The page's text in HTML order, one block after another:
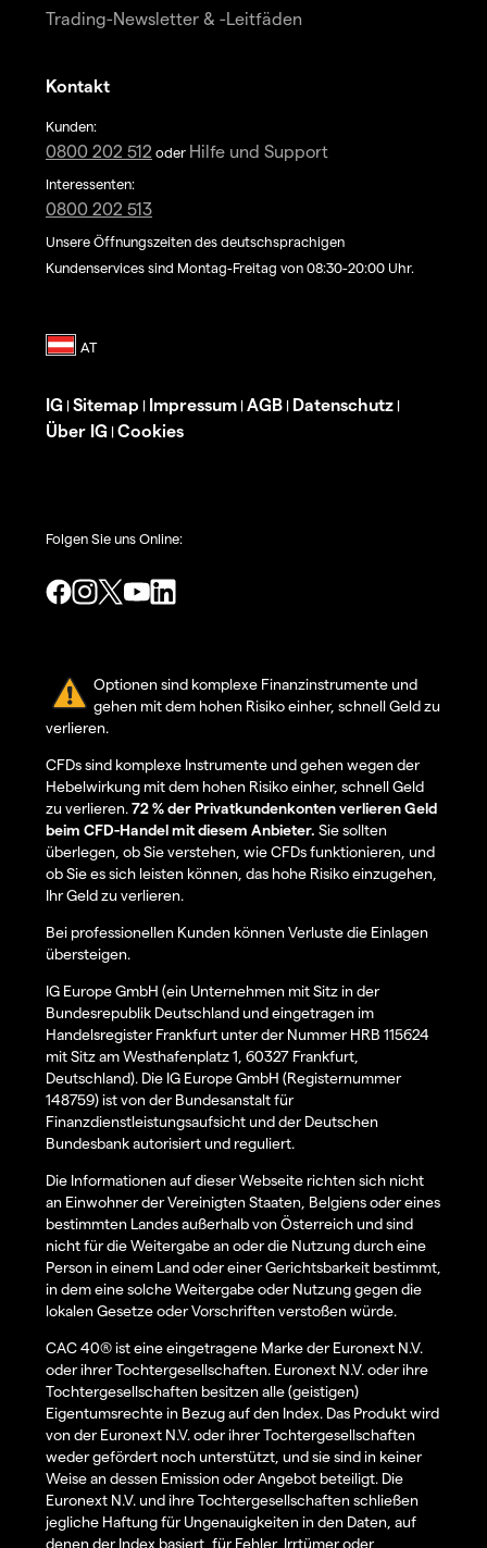
Trading-Newsletter & -Leitfäden
Kontakt
Kunden:
0800 202 512 oder Hilfe und Support
Interessenten:
0800 202 513
Unsere Öffnungszeiten des deutschsprachigen
Kundenservices sind Montag-Freitag von 08:30-20:00 Uhr.
IG | Sitemap | Impressum | AGB | Datenschutz |
Über IG | Cookies
Folgen Sie uns Online:
Optionen sind komplexe Finanzinstrumente und
gehen mit dem hohen Risiko einher, schnell Geld zu
verlieren.
CFDs sind komplexe Instrumente und gehen wegen der
Hebelwirkung mit dem hohen Risiko einher, schnell Geld
zu verlieren.72 % der Privatkundenkonten verlieren Geld
beim CFD-Handel mit diesem Anbieter. Sie sollten
überlegen, ob Sie verstehen, wie CFDs funktionieren, und
ob Sie es sich leisten können, das hohe Risiko einzugehen,
Ihr Geld zu verlieren.
Bei professionellen Kunden können Verluste die Einlagen
übersteigen.
IG Europe GmbH (ein Unternehmen mit Sitz in der
Bundesrepublik Deutschland und eingetragen im
Handelsregister Frankfurt unter der Nummer HRB 115624
mit Sitz am Westhafenplatz 1, 60327 Frankfurt,
Deutschland). Die IG Europe GmbH (Registernummer
148759) ist von der Bundesanstalt für
Finanzdienstleistungsaufsicht und der Deutschen
Bundesbank autorisiert und reguliert.
Die Informationen auf dieser Webseite richten sich nicht
an Einwohner der Vereinigten Staaten, Belgiens oder eines
bestimmten Landes außerhalb von Österreich und sind
nicht für die Weitergabe an oder die Nutzung durch eine
Person in einem Land oder einer Gerichtsbarkeit bestimmt,
in dem eine solche Weitergabe oder Nutzung gegen die
lokalen Gesetze oder Vorschriften verstoßen würde.
CAC 40® ist eine eingetragene Marke der Euronext N.V.
oder ihrer Tochtergesellschaften. Euronext N.V. oder ihre
Tochtergesellschaften besitzen alle (geistigen)
Eigentumsrechte in Bezug auf den Index. Das Produkt wird
von der Euronext N.V. oder ihrer Tochtergesellschaften
weder gefördert noch unterstützt, und sie sind in keiner
Weise an dessen Emission oder Angebot beteiligt. Die
Euronext N.V. und ihre Tochtergesellschaften schließen
jegliche Haftung für Ungenauigkeiten in den Daten, auf
denen der Index basiert, für Fehler, Irrtümer oder